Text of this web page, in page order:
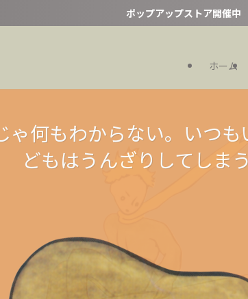
ポップアップストア開催中
ホーム
がいたって、さびしいのは
ゃ何もわからない。いつ
どもはうんざりしてし
がいたって、さびしいのは